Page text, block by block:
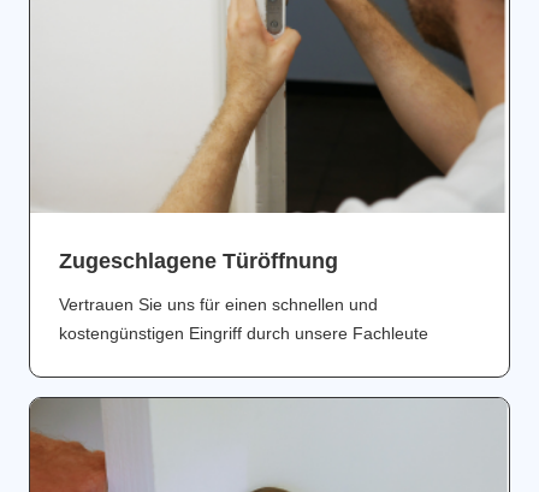
Zugeschlagene Türöffnung
Vertrauen Sie uns für einen schnellen und
kostengünstigen Eingriff durch unsere Fachleute